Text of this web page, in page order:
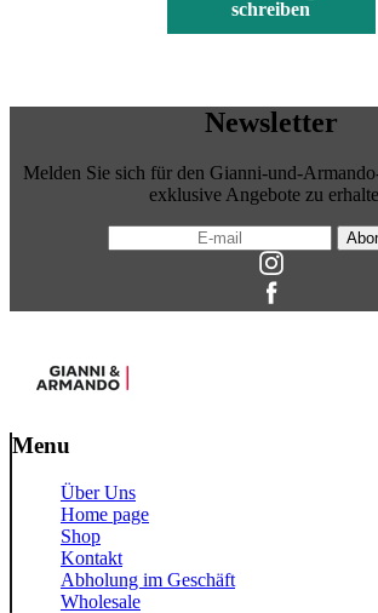
schreiben
Newsletter
Melden Sie sich für den Gianni-und-
exklusive Angebote zu
Menu
Über Uns
Home page
Shop
Kontakt
Abholung im Geschäft
Wholesale